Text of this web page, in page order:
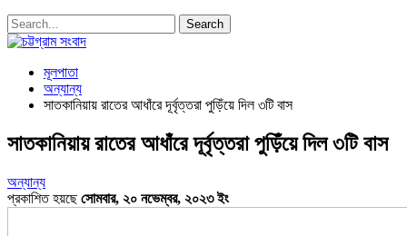
মূলপাতা
অন্যান্য
সাতকানিয়ায় রাতের আধাঁরে দূর্বৃত্তরা পুড়িঁয়ে দিল ৩টি বাস
সাতকানিয়ায় রাতের আধাঁরে দূর্বৃত্তরা পুড়িঁয়ে দিল ৩টি বাস
অন্যান্য
প্রকাশিত হয়ছেসোমবার, ২০ নভেম্বর, ২০২৩ ইং